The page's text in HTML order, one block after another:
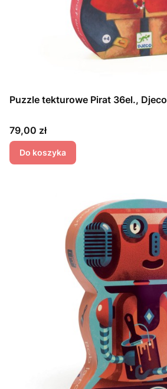
Puzzle tekturowe Pirat 36el., Djeco
Cena
79,00 zł
Do koszyka